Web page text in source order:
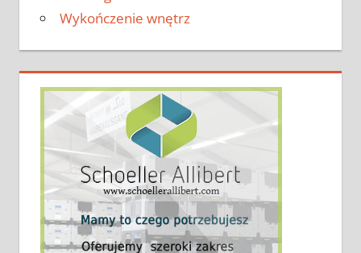
Wykończenie wnętrz